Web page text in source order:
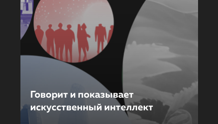
Говорит и показывает
искусственный интеллект